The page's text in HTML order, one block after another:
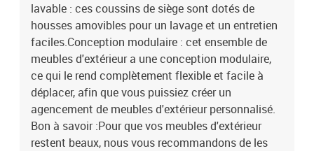
lavable : ces coussins de siège sont dotés de
housses amovibles pour un lavage et un entretien
faciles.Conception modulaire : cet ensemble de
meubles d'extérieur a une conception modulaire,
ce qui le rend complètement flexible et facile à
déplacer, afin que vous puissiez créer un
agencement de meubles d'extérieur personnalisé.
Bon à savoir :Pour que vos meubles d'extérieur
restent beaux, nous vous recommandons de les